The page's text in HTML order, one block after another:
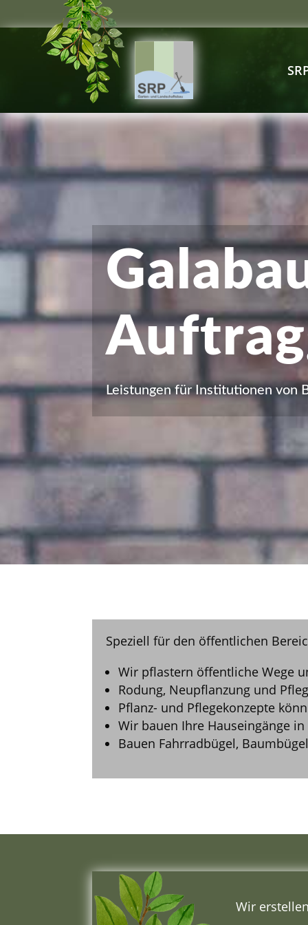
Leistungen für Institutionen von
Speziell für den öffentlichen
Wir pflastern öffentliche Wege
Rodung, Neupflanzung und
Pflanz- und Pflegekonzepte
Wir bauen Ihre Hauseingänge
Bauen Fahrradbügel,
Wir